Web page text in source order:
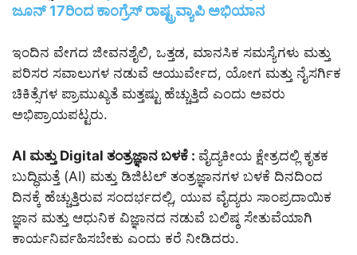
ಜೂನ್ 17ರಿಂದ ಕಾಂಗ್ರೆಸ್ ರಾಷ್ಟ್ರವ್ಯಾಪಿ ಅಭಿಯಾನ
ಇಂದಿನ ವೇಗದ ಜೀವನಶೈಲಿ, ಒತ್ತಡ, ಮಾನಸಿಕ ಸಮಸ್ಯೆಗಳು ಮತ್ತು
ಪರಿಸರ ಸವಾಲುಗಳ ನಡುವೆ ಆಯುರ್ವೇದ, ಯೋಗ ಮತ್ತು ನೈಸರ್ಗಿಕ
ಚಿಕಿತ್ಸೆಗಳ ಪ್ರಾಮುಖ್ಯತೆ ಮತ್ತಷ್ಟು ಹೆಚ್ಚುತ್ತಿದೆ ಎಂದು ಅವರು
ಅಭಿಪ್ರಾಯಪಟ್ಟರು.
AI ಮತ್ತು Digital ತಂತ್ರಜ್ಞಾನ ಬಳಕೆ : ವೈದ್ಯಕೀಯ ಕ್ಷೇತ್ರದಲ್ಲಿ ಕೃತಕ
ಬುದ್ಧಿಮತ್ತೆ (AI) ಮತ್ತು ಡಿಜಿಟಲ್ ತಂತ್ರಜ್ಞಾನಗಳ ಬಳಕೆ ದಿನದಿಂದ
ದಿನಕ್ಕೆ ಹೆಚ್ಚುತ್ತಿರುವ ಸಂದರ್ಭದಲ್ಲಿ, ಯುವ ವೈದ್ಯರು ಸಾಂಪ್ರದಾಯಿಕ
ಜ್ಞಾನ ಮತ್ತು ಆಧುನಿಕ ವಿಜ್ಞಾನದ ನಡುವೆ ಬಲಿಷ್ಠ ಸೇತುವೆಯಾಗಿ
ಕಾರ್ಯನಿರ್ವಹಿಸಬೇಕು ಎಂದು ಕರೆ ನೀಡಿದರು.